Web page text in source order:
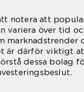
notera att
variera över tid
marknadstrender
är därför viktigt
dessa bolag